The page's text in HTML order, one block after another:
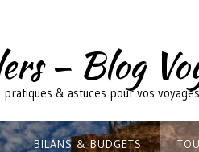
– Blog
& astuces pour vos
BILANS & BUDGETS